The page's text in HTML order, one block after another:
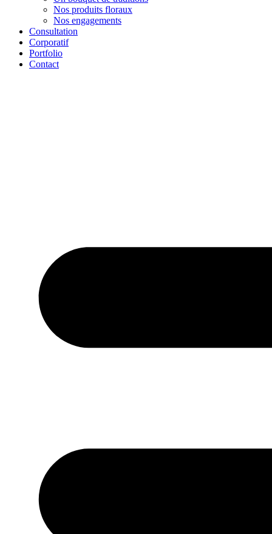
Nos produits floraux
Nos engagements
Consultation
Corporatif
Portfolio
Contact